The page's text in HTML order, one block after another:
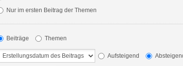
Nur im ersten Beitrag der Themen
Beiträge Themen
Aufsteigend